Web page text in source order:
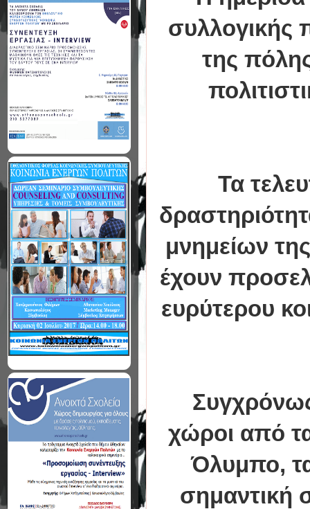
συλλογικής
της
Τα
μνημείων
έχουν
ευρύτερου
χώροι από
Όλυμπο,
σημαντική